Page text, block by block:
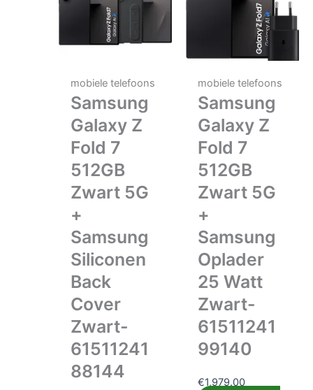
mobiele telefoons
Samsung
Galaxy Z
Fold 7
512GB
Zwart 5G
+
Samsung
Siliconen
Back
Cover
Zwart-
61511241
88144
mobiele telefoons
Samsung
Galaxy Z
Fold 7
512GB
Zwart 5G
+
Samsung
Oplader
25 Watt
Zwart-
61511241
99140
€1,979.00